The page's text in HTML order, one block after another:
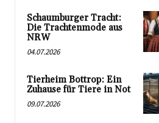
Schaumburger Tracht:
Die Trachtenmode aus
NRW
04.07.2026
Tierheim Bottrop: Ein
Zuhause für Tiere in Not
09.07.2026